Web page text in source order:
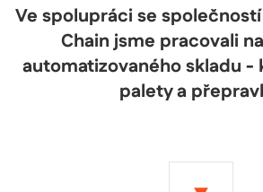
Ve spolupráci se
Chain jsme pracovali
automatizovaného skladu -
palety a